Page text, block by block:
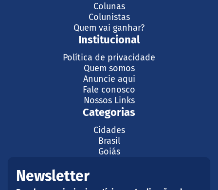
Colunas
Colunistas
Quem vai ganhar?
Institucional
Política de privacidade
Quem somos
Anuncie aqui
Fale conosco
Nossos Links
Categorias
Cidades
Brasil
Goiás
Newsletter